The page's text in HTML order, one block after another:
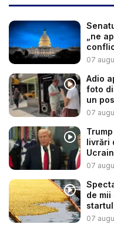
„ne
07
Adio
foto
un
07
livrări
V...
07
de
07